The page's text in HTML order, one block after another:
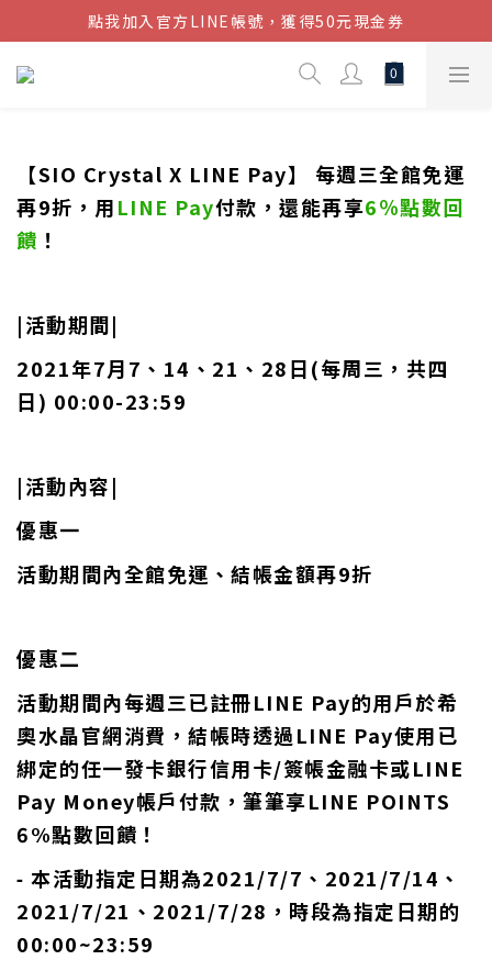
結帳金額滿$1080超取免運
點我加入官方LINE帳號，獲得50元現金券
結帳金額滿$1080超取免運
【SIO Crystal X LINE Pay】 每週三全館免運
再9折，用LINE Pay付款，還能再享6％點數回
饋 ！
|活動期間|
2021年7月7、14、21、28日(每周三，共四
日) 00:00-23:59
|活動內容|
優惠一
活動期間內全館免運、結帳金額再9折
優惠二
活動期間內每週三已註冊LINE Pay的用戶於希
奧水晶官網消費，結帳時透過LINE Pay使用已
綁定的任一發卡銀行信用卡/簽帳金融卡或LINE
Pay Money帳戶付款，筆筆享LINE POINTS
6%點數回饋！
⁃ 本活動指定日期為2021/7/7、2021/7/14、
2021/7/21、2021/7/28，時段為指定日期的
00:00~23:59